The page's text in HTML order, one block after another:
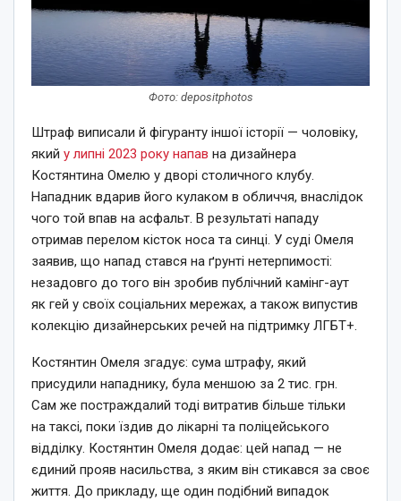
Фото: depositphotos
Штраф виписали й фігуранту іншої історії — чоловіку,
який у липні 2023 року напав на дизайнера
Костянтина Омелю у дворі столичного клубу.
Нападник вдарив його кулаком в обличчя, внаслідок
чого той впав на асфальт. В результаті нападу
отримав перелом кісток носа та синці. У суді Омеля
заявив, що напад стався на ґрунті нетерпимості:
незадовго до того він зробив публічний камінг-аут
як гей у своїх соціальних мережах, а також випустив
колекцію дизайнерських речей на підтримку ЛГБТ+.
Костянтин Омеля згадує: сума штрафу, який
присудили нападнику, була меншою за 2 тис. грн.
Сам же постраждалий тоді витратив більше тільки
на таксі, поки їздив до лікарні та поліцейського
відділку. Костянтин Омеля додає: цей напад — не
єдиний прояв насильства, з яким він стикався за своє
життя. До прикладу, ще один подібний випадок